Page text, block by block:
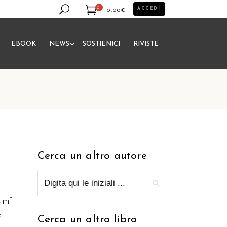
0
0,00€
prodotto nel carrello.
ACCEDI
EBOOK NEWS SOSTIENICI RIVISTE
Cerca un altro autore
Cerca un altro libro